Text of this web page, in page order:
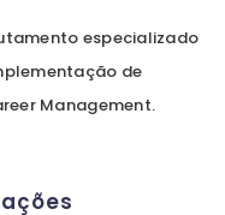
especializado
de
Management.